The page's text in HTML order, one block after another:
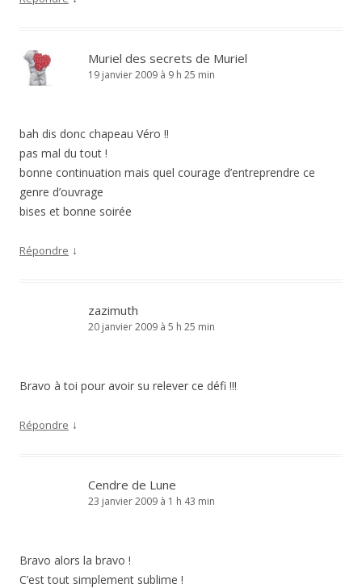
Muriel des secrets de Muriel
19 janvier 2009 à 9 h 25 min
bah dis donc chapeau Véro !!
pas mal du tout !
bonne continuation mais quel courage d’entreprendre ce
genre d’ouvrage
bises et bonne soirée
Répondre ↓
zazimuth
20 janvier 2009 à 5 h 25 min
Bravo à toi pour avoir su relever ce défi !!!
Répondre ↓
Cendre de Lune
23 janvier 2009 à 1 h 43 min
Bravo alors la bravo !
C’est tout simplement sublime !